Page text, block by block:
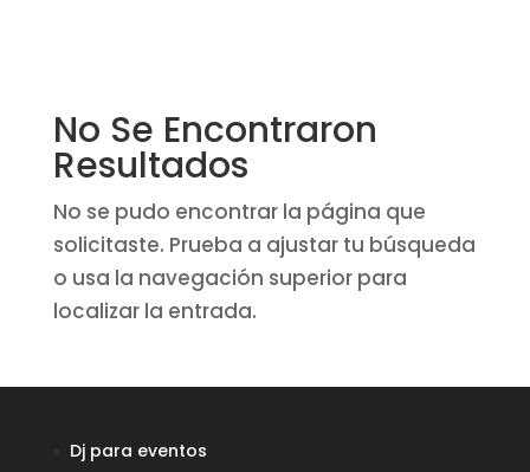
No Se Encontraron
Resultados
No se pudo encontrar la página que
solicitaste. Prueba a ajustar tu búsqueda
o usa la navegación superior para
localizar la entrada.
Dj para eventos